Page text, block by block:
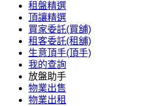
租盤精選
頂讓精選
買家委託(買舖)
租客委託(租舖)
生意頂手(頂手)
我的查詢
放盤助手
物業出售
物業出租